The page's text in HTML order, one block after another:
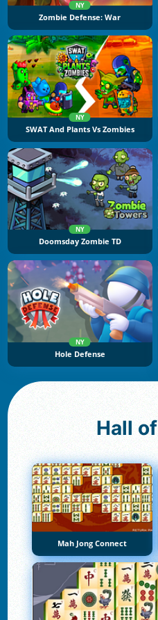
NY
Zombie Defense: War
NY
SWAT And Plants Vs Zombies
NY
Doomsday Zombie TD
NY
Hole Defense
Hall of
Mah Jong Connect